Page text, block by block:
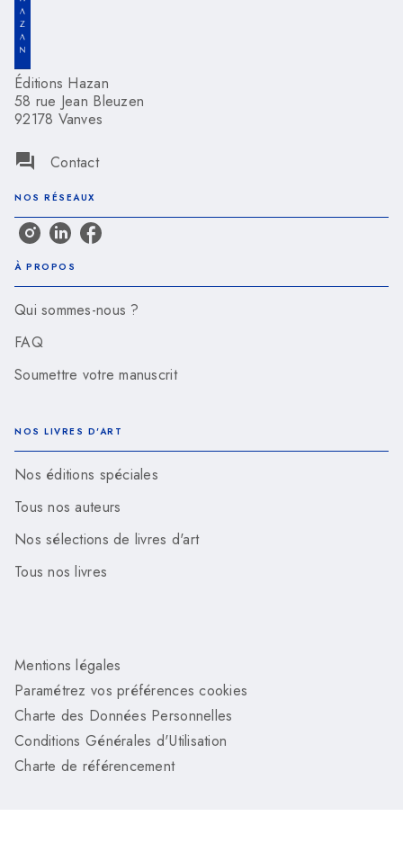
Éditions Hazan
58 rue Jean Bleuzen
92178 Vanves
question_answer Contact
NOS RÉSEAUX
À PROPOS
Qui sommes-nous ?
FAQ
Soumettre votre manuscrit
NOS LIVRES D'ART
Nos éditions spéciales
Tous nos auteurs
Nos sélections de livres d'art
Tous nos livres
Mentions légales
Paramétrez vos préférences cookies
Charte des Données Personnelles
Conditions Générales d'Utilisation
Charte de référencement